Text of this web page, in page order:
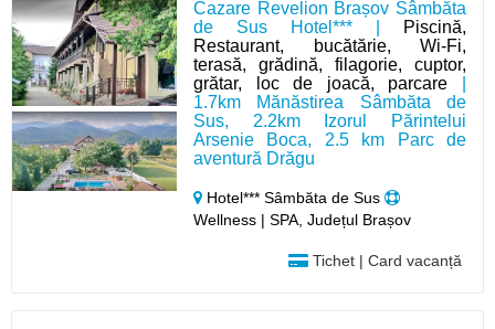
Cazare Revelion Brașov Sâmbăta
de Sus Hotel*** |
Piscină,
Restaurant, bucătărie, Wi-Fi,
terasă, grădină, filagorie, cuptor,
grătar, loc de joacă, parcare
1.7km Mănăstirea Sâmbăta de
Sus, 2.2km Izorul Părintelui
Arsenie Boca, 2.5 km Parc de
aventură Drăgu
Hotel*** Sâmbăta de Sus
Wellness | SPA, Județul Brașov
Tichet | Card vacanță